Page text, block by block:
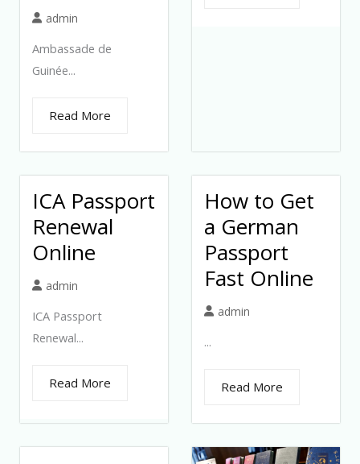
admin
Ambassade de
Guinée...
Read More
ICA Passport
Renewal
Online
admin
ICA Passport
Renewal...
Read More
How to Get
a German
Passport
Fast Online
admin
...
Read More